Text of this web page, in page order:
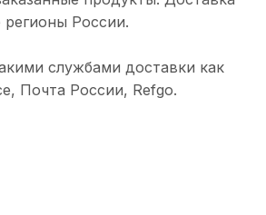
России.
службами доставки как
Почта России, Refgo.